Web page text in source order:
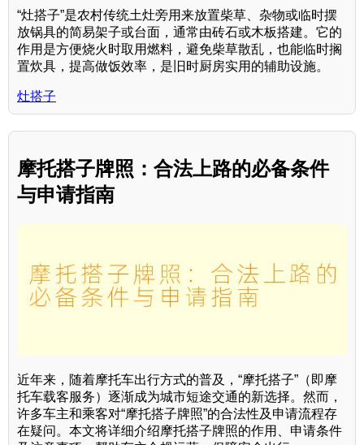
“灶搭子”是农村传统土灶旁用来放置柴草、杂物或临时摆
放锅具的简易架子或台面，通常由砖石或木板搭建。它的
作用是方便烧火时取用燃料，避免柴草散乱，也能临时搁
置炊具，提高做饭效率，是旧时厨房实用的辅助设施。
灶搭子
摩托搭子牌照：合法上路的必备条件
与申请指南
近年来，随着摩托车出行方式的普及，“摩托搭子”（即摩
托车载客服务）逐渐成为城市短途交通的新选择。然而，
许多车主和乘客对“摩托搭子牌照”的合法性及申请流程存
在疑问。本文将详细介绍摩托搭子牌照的作用、申请条件